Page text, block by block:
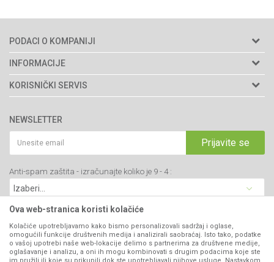
PODACI O KOMPANIJI
Agromarket doo
Adresa: Kraljevačkog bataljona 235/2
34000 Kragujevac, Srbija
webshop@agromarket.rs
PIB: 102135221
Matični broj: 07593252
INFORMACIJE
O nama
Prodavnice
Brendovi
Katalozi
Blog
Najčešća pitanja
KORISNIČKI SERVIS
Politika privatnosti
Kako kupiti
Isporuka
Click & Collect
Načini plaćanja
Plaćanje karticama
Web kredit Raiffeisen banke
Pravo na odustajanje
Reklamacije
NEWSLETTER
Prijavite se
Anti-spam zaštita - izračunajte koliko je 9 - 4 :
VIBER I SMS NEWSLETTER
Prijavite se
Ova web-stranica koristi kolačiće
Kolačiće upotrebljavamo kako bismo personalizovali sadržaj i oglase,
omogućili funkcije društvenih medija i analizirali saobraćaj. Isto tako, podatke
o vašoj upotrebi naše web-lokacije delimo s partnerima za društvene medije,
oglašavanje i analizu, a oni ih mogu kombinovati s drugim podacima koje ste